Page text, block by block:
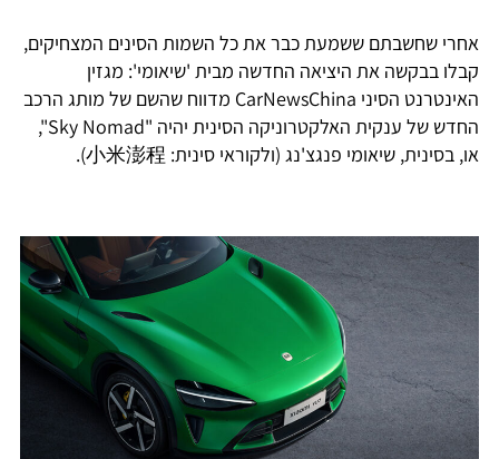
אחרי שחשבתם ששמעת כבר את כל השמות הסינים המצחיקים,
קבלו בבקשה את היציאה החדשה מבית 'שיאומי': מגזין
האינטרנט הסיני CarNewsChina מדווח שהשם של מותג הרכב
החדש של ענקית האלקטרוניקה הסינית יהיה "Sky Nomad",
או, בסינית, שיאומי פנגצ'נג (ולקוראי סינית: 小米澎程).